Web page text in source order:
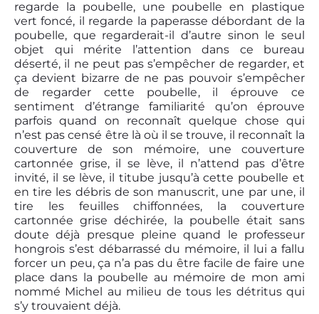
regarde la poubelle, une poubelle en plastique
vert foncé, il regarde la paperasse débordant de la
poubelle, que regarderait-il d’autre sinon le seul
objet qui mérite l’attention dans ce bureau
déserté, il ne peut pas s’empêcher de regarder, et
ça devient bizarre de ne pas pouvoir s’empêcher
de regarder cette poubelle, il éprouve ce
sentiment d’étrange familiarité qu’on éprouve
parfois quand on reconnaît quelque chose qui
n’est pas censé être là où il se trouve, il reconnaît la
couverture de son mémoire, une couverture
cartonnée grise, il se lève, il n’attend pas d’être
invité, il se lève, il titube jusqu’à cette poubelle et
en tire les débris de son manuscrit, une par une, il
tire les feuilles chiffonnées, la couverture
cartonnée grise déchirée, la poubelle était sans
doute déjà presque pleine quand le professeur
hongrois s’est débarrassé du mémoire, il lui a fallu
forcer un peu, ça n’a pas du être facile de faire une
place dans la poubelle au mémoire de mon ami
nommé Michel au milieu de tous les détritus qui
s’y trouvaient déjà.